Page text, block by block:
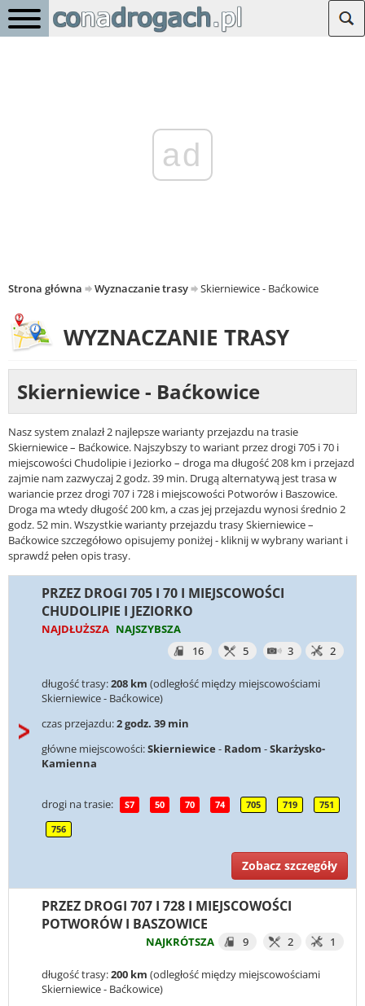
ad
Strona główna Wyznaczanie trasy Skierniewice - Baćkowice
WYZNACZANIE TRASY
Skierniewice - Baćkowice
Nasz system znalazł 2 najlepsze warianty przejazdu na trasie
Skierniewice – Baćkowice. Najszybszy to wariant przez drogi 705 i 70 i
miejscowości Chudolipie i Jeziorko – droga ma długość 208 km i przejazd
zajmie nam zazwyczaj 2 godz. 39 min. Drugą alternatywą jest trasa w
wariancie przez drogi 707 i 728 i miejscowości Potworów i Baszowice.
Droga ma wtedy długość 200 km, a czas jej przejazdu wynosi średnio 2
godz. 52 min. Wszystkie warianty przejazdu trasy Skierniewice –
Baćkowice szczegółowo opisujemy poniżej - kliknij w wybrany wariant i
sprawdź pełen opis trasy.
PRZEZ DROGI 705 I 70 I MIEJSCOWOŚCI
CHUDOLIPIE I JEZIORKO
NAJDŁUŻSZA NAJSZYBSZA
16
5 3 2
długość trasy:208 km (odległość między miejscowościami
Skierniewice - Baćkowice)
czas przejazdu:2 godz. 39 min
główne miejscowości:Skierniewice - Radom -Skarżysko-
Kamienna
drogi na trasie: S7 50 70 74 705 719 751
756
Zobacz szczegóły
PRZEZ DROGI 707 I 728 I MIEJSCOWOŚCI
POTWORÓW I BASZOWICE
NAJKRÓTSZA 9 2 1
długość trasy:200 km (odległość między miejscowościami
Skierniewice - Baćkowice)